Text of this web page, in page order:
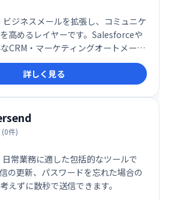
ジネスメールを拡張し、コミュニケ
高めるレイヤーです。Salesforceや
CRM・マーケティングオートメーシ
ネイティブ連携により、メール送信時
を利用可能。日常業務の効率化と
します。よりスマートなコミュニケ
ネスの可能性を最大限に引き出しま
詳しく見る
(0件)
常業務に適した包括的なツールで
の更新、パスワードを忘れた場合の
えずに数秒で送信できます。